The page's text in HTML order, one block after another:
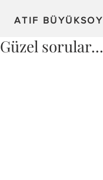
ATIF BÜYÜKSOY
Güzel sorular...